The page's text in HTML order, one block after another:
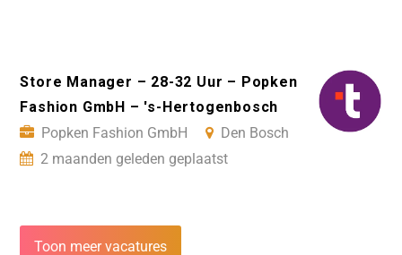
Store Manager – 28-32 Uur – Popken
Fashion GmbH – 's-Hertogenbosch
Popken Fashion GmbH
Den Bosch
2 maanden geleden geplaatst
Toon meer vacatures